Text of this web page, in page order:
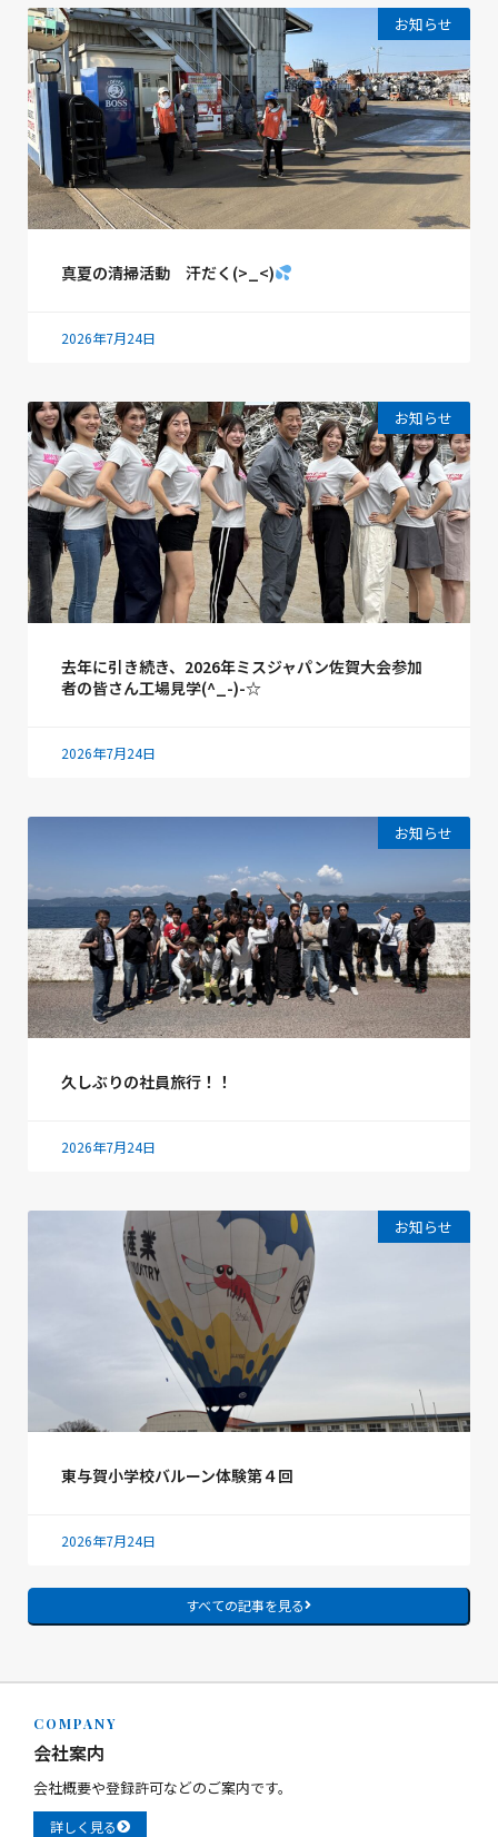
お知らせ
真夏の清掃活動 汗だく(>_<)
2026年7月24日
お知らせ
去年に引き続き、2026年ミスジャパン佐賀大会参加
者の皆さん工場見学(^_-)-☆
2026年7月24日
お知らせ
久しぶりの社員旅行！！
2026年7月24日
お知らせ
東与賀小学校バルーン体験第４回
2026年7月24日
すべての記事を見る
COMPANY
会社案内
会社概要や登録許可などのご案内です。
詳しく見る